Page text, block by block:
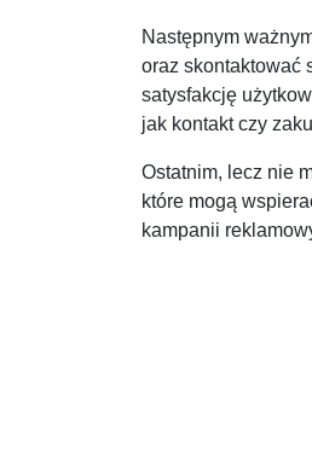
Następnym
oraz skontaktować
satysfakcję
jak kontakt czy
Ostatnim, lecz nie
które mogą
kampanii